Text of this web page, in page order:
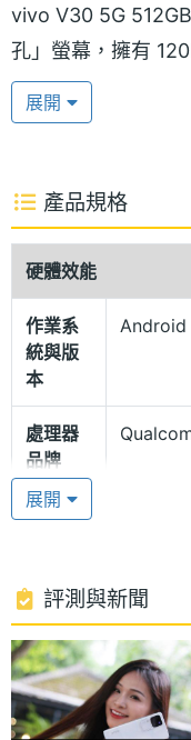
vivo V30 5G
孔」螢幕，擁有
樣率，且螢幕具備
援光學螢幕指辨識
帶給用戶舒適的視覺
一件式雲階設計
vivo V30 5G
設計，提供「花似
曲面機身享有
體驗。機身除了擁
基本保護外，隨著
外部零件獲得較為安
vivo V30 5G
Funtouch OS 14
Snapdragon 7 Gen
RAM / 512GB
Fi 6、藍牙 5.4、
展開
產品規格
硬體效能
作業系
統與版
本
Android
處理器
品牌
處理器
處理器
時脈
處理器
核心數
8
展開
評測與新聞